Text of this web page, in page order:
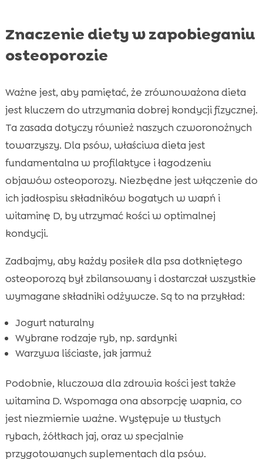
Znaczenie diety w zapobieganiu
osteoporozie
Ważne jest, aby pamiętać, że zrównoważona dieta
jest kluczem do utrzymania dobrej kondycji fizycznej.
Ta zasada dotyczy również naszych czworonożnych
towarzyszy. Dla psów, właściwa dieta jest
fundamentalna w profilaktyce i łagodzeniu
objawów osteoporozy. Niezbędne jest włączenie do
ich jadłospisu składników bogatych w wapń i
witaminę D, by utrzymać kości w optimalnej
kondycji.
Zadbajmy, aby każdy posiłek dla psa dotkniętego
osteoporozą był zbilansowany i dostarczał wszystkie
wymagane składniki odżywcze. Są to na przykład:
Jogurt naturalny
Wybrane rodzaje ryb, np. sardynki
Warzywa liściaste, jak jarmuż
Podobnie, kluczowa dla zdrowia kości jest także
witamina D. Wspomaga ona absorpcję wapnia, co
jest niezmiernie ważne. Występuje w tłustych
rybach, żółtkach jaj, oraz w specjalnie
przygotowanych suplementach dla psów.